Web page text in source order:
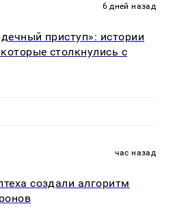
6 дней назад
приступ»: истории
столкнулись с
час назад
создали алгоритм